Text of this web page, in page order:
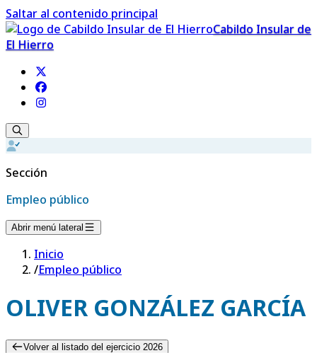
Saltar al contenido principal
Cabildo Insular de
El Hierro
Sección
Empleo público
Abrir menú lateral
Inicio
/Empleo público
OLIVER GONZÁLEZ GARCÍA
Volver al listado del ejercicio 2026